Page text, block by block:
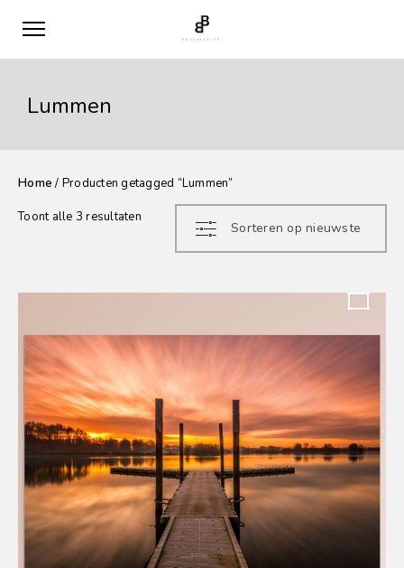
Lummen
Home / Producten getagged “Lummen”
Toont alle 3 resultatenGesorteerd
nieuwste
Sorteren op nieuwste